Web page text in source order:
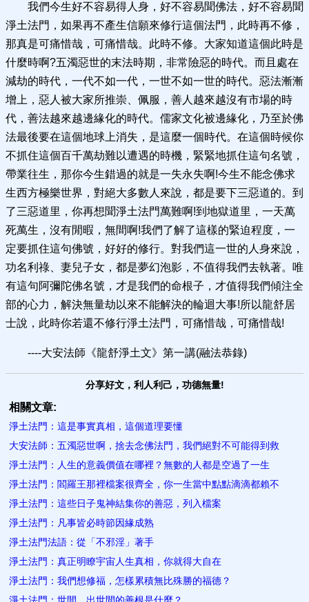
我們今生好不容易得人身，好不容易聞佛法，好不容易聞
淨土法門，如果再不產生信願來修行這個法門，此時再不修，
那真是可痛惜哉，可痛惜哉。此時不修。大家知道這個此時是
什麼時啊?五濁惡世的末法時期，非常險惡的時代。而且處在
減劫的時代，一代不如一代，一世不如一世的時代。惡法漸漸
增上，惡人被大家所推崇、佩服，善人越來越沒有市場的時
代，善法越來越邊緣化的時代。儒家文化被邊緣化，乃至於佛
法最後要在這個地球上消失，是這麼一個時代。在這個時候你
不抓住這個百千萬劫難以遭遇的時機，緊緊地抓住這句名號，
帶業往生，那你今生錯過的就是一失永失啊!今生不能念佛求
生西方極樂世界，對絕大多數人來說，都是要下三惡道的。到
了三惡道里，你再想聞淨土法門萬難啊!到地獄道里，一天萬
死萬生，沒有閒暇，無間啊!我們了解了這樣的緊迫程度，一
定要抓住這句佛號，好好的修行。對我們這一世的人身來說，
功名利祿、妻兒子女，都是夢幻泡影，不值得我們去執著。唯
有這句阿彌陀佛名號，才是我們的命根子，才值得我們傾注全
部的心力，解決無量劫以來不能解決的輪迴大事!所以龍舒居
士說，此時你若還不修行淨土法門，可痛惜哉，可痛惜哉!
----大安法師《龍舒淨土文》第一講(融法恭錄)
分享好文，利人利己，功德無量!
相關文章:
淨土法門：這是事實真相，這個道理要懂
大安法師：五濁惡世啊，捨去念佛法門，我們絕對不可能得到救
淨土法門：人生的意義價值在哪裡？無數的人都是空過了一生
淨土法門：閻羅王那裡檔案很齊全，你一生當中點點滴滴都賴不
淨土法門：這些日子鬼神結集你的善惡，列入檔案
淨土法門：凡事皆必時節因緣成熟
淨土法門法語：從「不邪淫」著手
淨土法門：真正明瞭宇宙人生真相，你就得大自在
淨土法門：我們想修福，怎樣累積無比殊勝的福德？